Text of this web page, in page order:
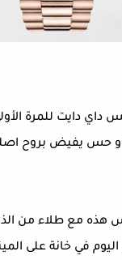
دايت للمرة
و حس يفيض بروح
في خانة على